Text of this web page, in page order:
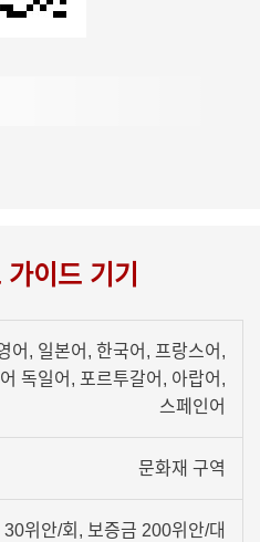
이드 기기
어, 일본어, 한국어, 프랑스어,
독일어, 포르투갈어, 아랍어,
스페인어
문화재 구역
30위안/회, 보증금 200위안/대